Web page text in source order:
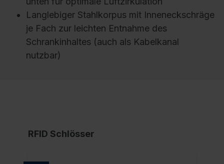
Langlebiger Stahlkorpus mit Inneneckschräge
je Fach zur leichten Entnahme des
Schrankinhaltes (auch als Kabelkanal
nutzbar)
RFID Schlösser